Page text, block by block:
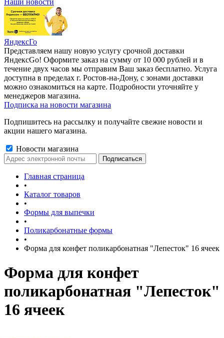
Наши новости
ЯндексГо
Представляем нашу новую услугу срочной доставки
ЯндексGo! Оформите заказ на сумму от 10 000 рублей и в
течение двух часов мы отправим Ваш заказ бесплатно. Услуга
доступна в пределах г. Ростов-на-Дону, с зонами доставки
можно ознакомиться на карте. Подробности уточняйте у
менеджеров магазина.
Подписка на новости магазина
Подпишитесь на рассылку и получайте свежие новости и
акции нашего магазина.
Новости магазина
Главная страница
•
Каталог товаров
•
Формы для выпечки
•
Поликарбонатные формы
•
Форма для конфет поликарбонатная "Лепесток" 16 ячеек
Форма для конфет
поликарбонатная "Лепесток"
16 ячеек